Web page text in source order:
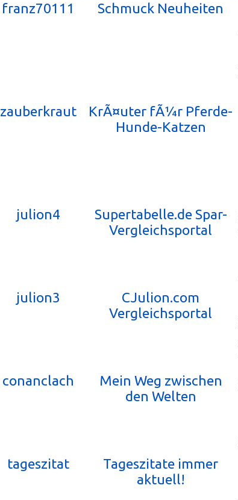
franz70111 Schmuck Neuheiten
zauberkraut
KrÃ¤uter fÃ¼r Pferde-
Hunde-Katzen
julion4
Supertabelle.de Spar-
Vergleichsportal
julion3
CJulion.com
Vergleichsportal
conanclach
Mein Weg zwischen
den Welten
tageszitat
Tageszitate immer
aktuell!